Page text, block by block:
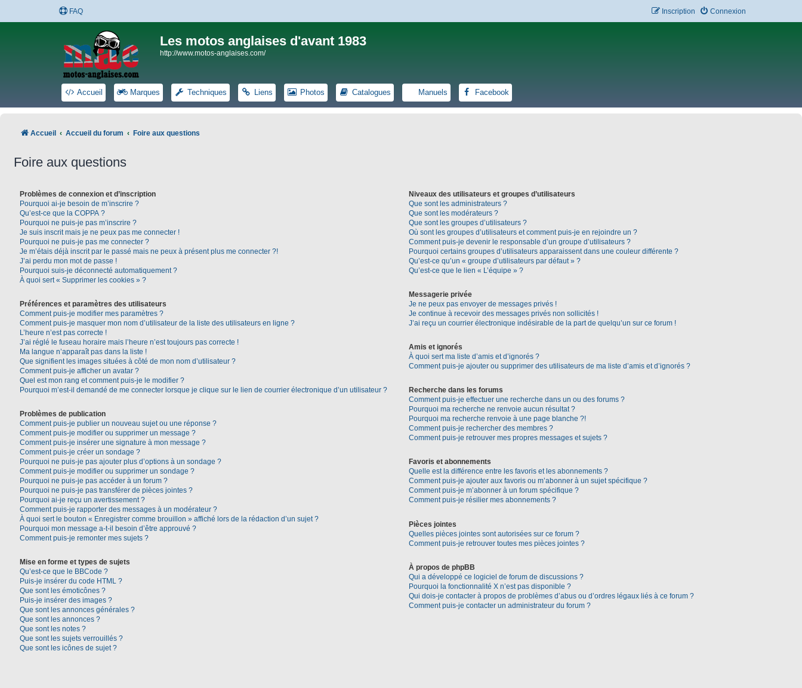
FAQ Connexion
Inscription
Les motos anglaises d'avant 1983
http://www.motos-anglaises.com/
Accueil Marques Techniques Liens Photos Catalogues Manuels Facebook
Accueil Accueil du forum Foire aux questions
Foire aux questions
Problèmes de connexion et d’inscription
Pourquoi ai-je besoin de m’inscrire ?
Qu’est-ce que la COPPA ?
Pourquoi ne puis-je pas m’inscrire ?
Je suis inscrit mais je ne peux pas me connecter !
Pourquoi ne puis-je pas me connecter ?
Je m’étais déjà inscrit par le passé mais ne peux à présent plus me connecter ?!
J’ai perdu mon mot de passe !
Pourquoi suis-je déconnecté automatiquement ?
À quoi sert « Supprimer les cookies » ?
Préférences et paramètres des utilisateurs
Comment puis-je modifier mes paramètres ?
Comment puis-je masquer mon nom d’utilisateur de la liste des utilisateurs en ligne ?
L’heure n’est pas correcte !
J’ai réglé le fuseau horaire mais l’heure n’est toujours pas correcte !
Ma langue n’apparaît pas dans la liste !
Que signifient les images situées à côté de mon nom d’utilisateur ?
Comment puis-je afficher un avatar ?
Quel est mon rang et comment puis-je le modifier ?
Pourquoi m’est-il demandé de me connecter lorsque je clique sur le lien de courrier électronique d’un utilisateur ?
Problèmes de publication
Comment puis-je publier un nouveau sujet ou une réponse ?
Comment puis-je modifier ou supprimer un message ?
Comment puis-je insérer une signature à mon message ?
Comment puis-je créer un sondage ?
Pourquoi ne puis-je pas ajouter plus d’options à un sondage ?
Comment puis-je modifier ou supprimer un sondage ?
Pourquoi ne puis-je pas accéder à un forum ?
Pourquoi ne puis-je pas transférer de pièces jointes ?
Pourquoi ai-je reçu un avertissement ?
Comment puis-je rapporter des messages à un modérateur ?
À quoi sert le bouton « Enregistrer comme brouillon » affiché lors de la rédaction d’un sujet ?
Pourquoi mon message a-t-il besoin d’être approuvé ?
Comment puis-je remonter mes sujets ?
Mise en forme et types de sujets
Qu’est-ce que le BBCode ?
Puis-je insérer du code HTML ?
Que sont les émoticônes ?
Puis-je insérer des images ?
Que sont les annonces générales ?
Que sont les annonces ?
Que sont les notes ?
Que sont les sujets verrouillés ?
Que sont les icônes de sujet ?
Niveaux des utilisateurs et groupes d’utilisateurs
Que sont les administrateurs ?
Que sont les modérateurs ?
Que sont les groupes d’utilisateurs ?
Où sont les groupes d’utilisateurs et comment puis-je en rejoindre un ?
Comment puis-je devenir le responsable d’un groupe d’utilisateurs ?
Pourquoi certains groupes d’utilisateurs apparaissent dans une couleur différente ?
Qu’est-ce qu’un « groupe d’utilisateurs par défaut » ?
Qu’est-ce que le lien « L’équipe » ?
Messagerie privée
Je ne peux pas envoyer de messages privés !
Je continue à recevoir des messages privés non sollicités !
J’ai reçu un courrier électronique indésirable de la part de quelqu’un sur ce forum !
Amis et ignorés
À quoi sert ma liste d’amis et d’ignorés ?
Comment puis-je ajouter ou supprimer des utilisateurs de ma liste d’amis et d’ignorés ?
Recherche dans les forums
Comment puis-je effectuer une recherche dans un ou des forums ?
Pourquoi ma recherche ne renvoie aucun résultat ?
Pourquoi ma recherche renvoie à une page blanche ?!
Comment puis-je rechercher des membres ?
Comment puis-je retrouver mes propres messages et sujets ?
Favoris et abonnements
Quelle est la différence entre les favoris et les abonnements ?
Comment puis-je ajouter aux favoris ou m’abonner à un sujet spécifique ?
Comment puis-je m’abonner à un forum spécifique ?
Comment puis-je résilier mes abonnements ?
Pièces jointes
Quelles pièces jointes sont autorisées sur ce forum ?
Comment puis-je retrouver toutes mes pièces jointes ?
À propos de phpBB
Qui a développé ce logiciel de forum de discussions ?
Pourquoi la fonctionnalité X n’est pas disponible ?
Qui dois-je contacter à propos de problèmes d’abus ou d’ordres légaux liés à ce forum ?
Comment puis-je contacter un administrateur du forum ?